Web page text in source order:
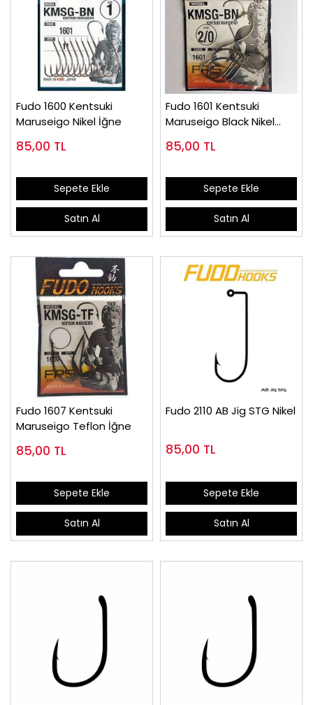
Fudo 1600 Kentsuki
Maruseigo Nikel İğne
85,00 TL
Sepete Ekle
Satın Al
Fudo 1601 Kentsuki
Maruseigo Black Nikel
85,00 TL
Sepete Ekle
Satın Al
Fudo 1607 Kentsuki
Maruseigo Teflon İğne
85,00 TL
Sepete Ekle
Satın Al
Fudo 2110 AB Jig STG Nikel
85,00 TL
Sepete Ekle
Satın Al